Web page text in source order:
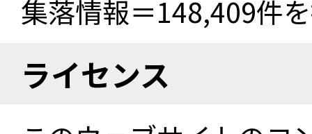
集落情報＝148,409件
ライセンス